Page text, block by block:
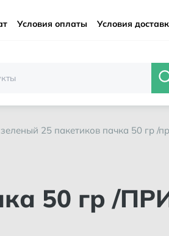
Условия оплаты Условия
зеленый 25 пакетиков пачка 50 гр /